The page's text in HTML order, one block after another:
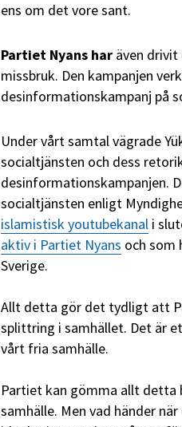
ens om det vore sant.
Partiet Nyans har även
missbruk. Den kampanjen
desinformationskampanj på
Under vårt samtal vägrade
socialtjänsten och dess
desinformationskampanjen.
socialtjänsten enligt
islamistisk youtubekanal i
aktiv i Partiet Nyans och som
Sverige.
Allt detta gör det tydligt att
splittring i samhället. Det är
vårt fria samhälle.
Partiet kan gömma allt
samhälle. Men vad händer